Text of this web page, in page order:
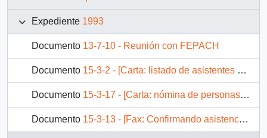
Expediente 1993
Documento 13-7-10 - Reunión con FEPACH
Documento 15-3-2 - [Carta: listado de asistentes a reunión con S.E El Presidente de la República, D. Patricio Aylwin Azócar, de la Casa de Amistad con Cuba ]
Documento 15-3-17 - [Carta: nómina de personas que asistirán a reunión con S . E, del Servicio Nacional de la Mujer ]
Documento 15-3-13 - [Fax: Confirmando asistencia a audiencia con S.E El Presidente de la República, D. Patricio Aylwin Azócar